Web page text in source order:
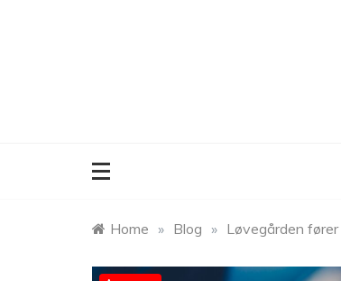
Home » Blog » Løvegården